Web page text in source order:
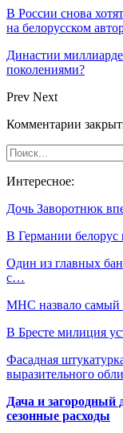
В России снова
на белорусском
Династии
поколениями?
Prev Next
Комментарии
Интересное:
Дочь Заворотнюк
В Германии белорус
Один из главных
с…
МНС назвало самый
В Бресте милиция
Фасадная
выразительного
Дача и загородный
сезонные расходы